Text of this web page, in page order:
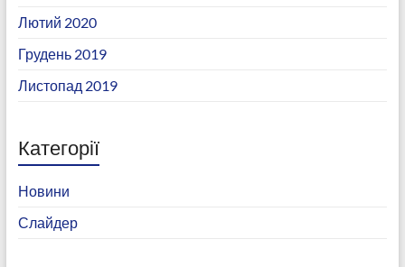
Лютий 2020
Грудень 2019
Листопад 2019
Категорії
Новини
Слайдер